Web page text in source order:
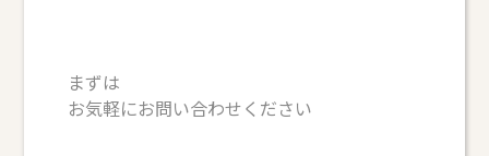
まずは
お気軽にお問い合わせください